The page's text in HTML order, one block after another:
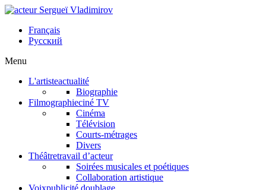
Français
Русский
Menu
L'artisteactualité
Biographie
Filmographieciné TV
Cinéma
Télévision
Courts-métrages
Divers
Théâtretravail d’acteur
Soirées musicales et poétiques
Collaboration artistique
Voixpublicité doublage